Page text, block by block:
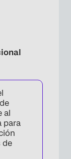
al
para
de